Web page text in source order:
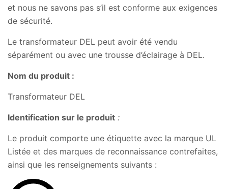
et nous ne savons pas s’il est conforme aux exigences
de sécurité.
Le transformateur DEL peut avoir été vendu
séparément ou avec une trousse d’éclairage à DEL.
Nom du produit :
Transformateur DEL
Identification sur le produit :
Le produit comporte une étiquette avec la marque UL
Listée et des marques de reconnaissance contrefaites,
ainsi que les renseignements suivants :